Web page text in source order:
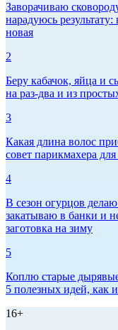
Заворачиваю
нарадуюсь результату:
новая
2
Беру кабачок, яйца и
на раз-два и из
3
Какая длина волос
совет парикмахера
4
В сезон огурцов
закатываю в банки и
заготовка на зиму
5
Коплю старые
5 полезных идей, как
16+